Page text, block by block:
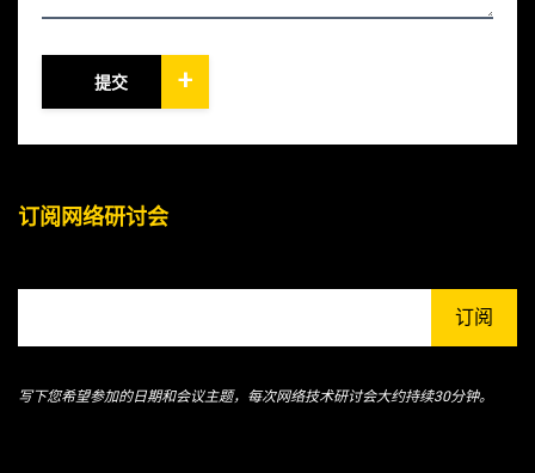
提交 +
订阅网络研讨会
订阅
写下您希望参加的日期和会议主题，每次网络技术研讨会大约持续30分钟。